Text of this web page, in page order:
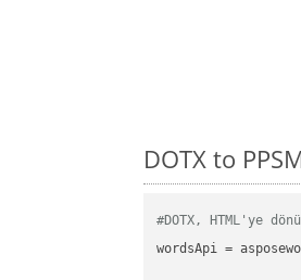
DOTX to
#DOTX, HTML'ye
wordsApi =